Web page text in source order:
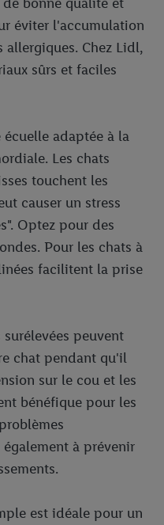
éviter l'accumulation
allergiques. Chez Lidl,
sûrs et faciles
adaptée à la
Les chats
touchent les
causer un stress
Optez pour des
Pour les chats à
facilitent la prise
surélevées peuvent
chat pendant qu'il
sur le cou et les
bénéfique pour les
à prévenir
est idéale pour un